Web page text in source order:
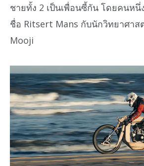
ชายทั้ง 2 เป็นเพื่อนซี้กัน โดยคนหนึ่
ชื่อ Ritsert Mans กับนักวิทยาศาส
Mooji